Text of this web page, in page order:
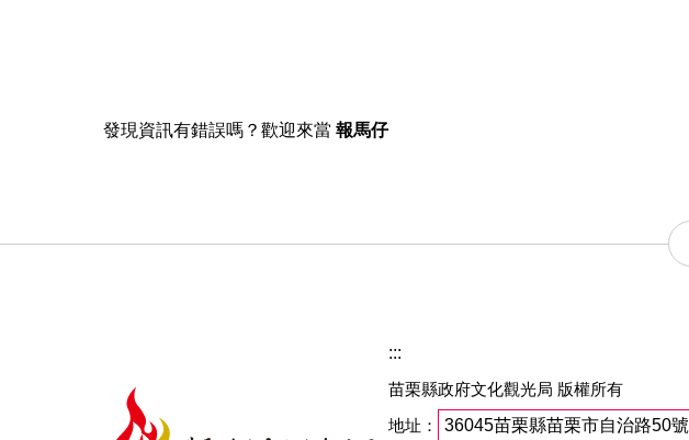
發現資訊有錯誤嗎？歡迎來當報馬仔
:::
苗栗縣政府文化觀光局 版權所有
地址：
36045苗栗縣苗栗市自治路50號